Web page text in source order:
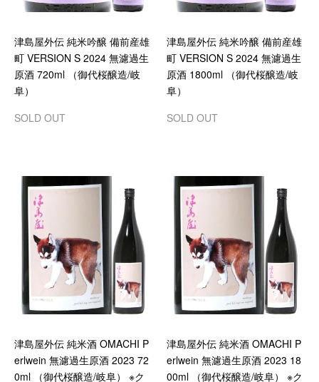
津島屋外伝 純米吟醸 備前産雄
町 VERSION S 2024 無濾過生
原酒 720ml （御代桜醸造/岐
阜）
SOLD OUT
津島屋外伝 純米吟醸 備前産雄
町 VERSION S 2024 無濾過生
原酒 1800ml （御代桜醸造/岐
阜）
SOLD OUT
津島屋外伝 純米酒 OMACHI P
erlwein 無濾過生原酒 2023 72
0ml （御代桜醸造/岐阜） ※ク
津島屋外伝 純米酒 OMACHI P
erlwein 無濾過生原酒 2023 18
00ml （御代桜醸造/岐阜） ※ク